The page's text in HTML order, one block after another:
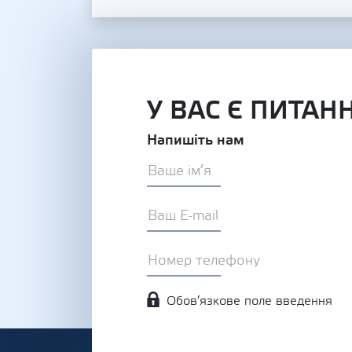
У ВАС Є
Напишіть нам
Обов’язкове поле введення